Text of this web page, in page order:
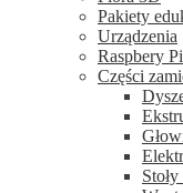
Pakiety
Urządzenia
Raspbery Pi
Części